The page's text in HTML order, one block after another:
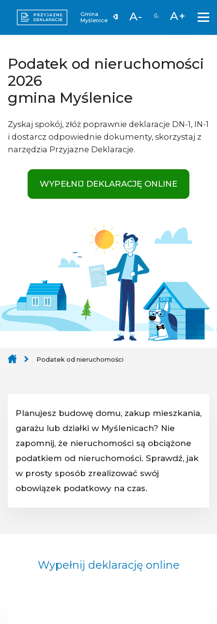
Gmina
Myślenice
A- A+
Podatek od nieruchomości
2026
gmina Myślenice
Zyskaj spokój, złóż poprawnie deklaracje DN-1, IN-1
i dostarcz odpowiednie dokumenty, skorzystaj z
narzędzia Przyjazne Deklaracje.
WYPEŁNIJ DEKLARACJĘ ONLINE
Podatek od nieruchomości
Planujesz budowę domu, zakup mieszkania,
garażu lub działki w Myślenicach? Nie
zapomnij, że nieruchomości są obciążone
podatkiem od nieruchomości. Sprawdź, jak
w prosty sposób zrealizować swój
obowiązek podatkowy na czas.
Wypełnij deklarację online